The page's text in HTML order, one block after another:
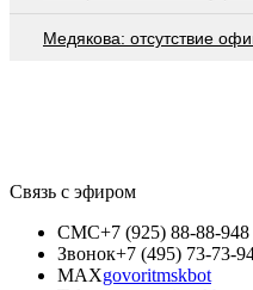
Медякова: отсутствие
Связь с эфиром
СМС+7 (925) 88-88-948
Звонок+7 (495) 73-73-
MAXgovoritmskbot